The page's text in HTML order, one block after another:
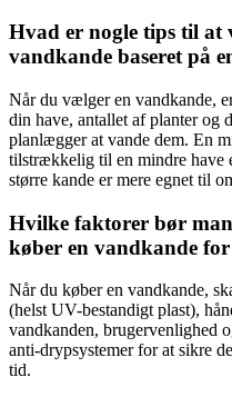
Hvad er nogle tips til at
vandkande baseret på
Når du vælger en vandkande,
din have, antallet af planter og
planlægger at vande dem. En
tilstrækkelig til en mindre have
større kande er mere egnet til
Hvilke faktorer bør
køber en vandkande
Når du køber en vandkande,
(helst UV-bestandigt plast),
vandkanden, brugervenlighed
anti-drypsystemer for at sikre
tid.